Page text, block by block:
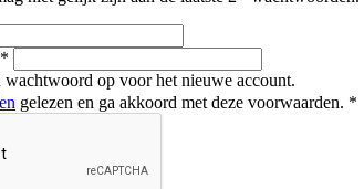
*
wachtwoord op voor het nieuwe account.
gelezen en ga akkoord met deze voorwaarden. *